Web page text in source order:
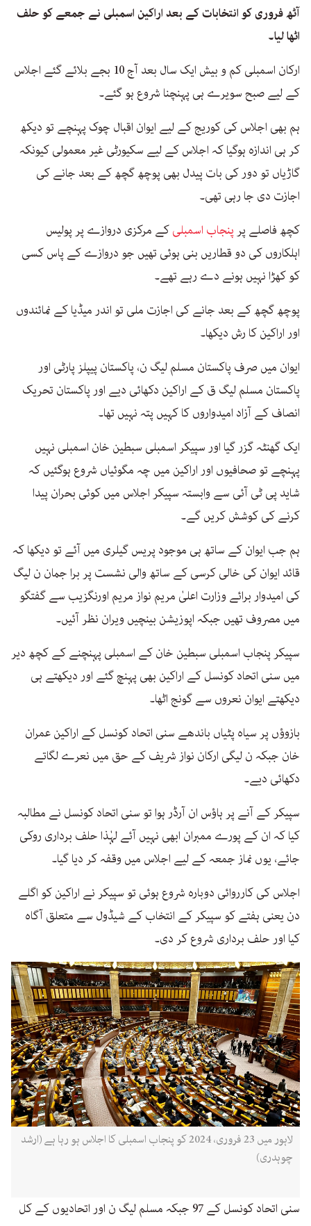
آٹھ فروری کو انتخابات کے بعد اراکین اسمبلی نے جمعے کو حلف
اٹھا لیا۔
ارکان اسمبلی کم و بیش ایک سال بعد آج 10 بجے بلائے گئے اجلاس
کے لیے صبح سویرے ہی پہنچنا شروع ہو گئے۔
ہم بھی اجلاس کی کوریج کے لیے ایوان اقبال چوک پہنچے تو دیکھ
کر ہی اندازہ ہوگیا کہ اجلاس کے لیے سکیورٹی غیر معمولی کیونکہ
گاڑیاں تو دور کی بات پیدل بھی پوچھ گچھ کے بعد جانے کی
اجازت دی جا رہی تھی۔
کچھ فاصلے پر پنجاب اسمبلیکے مرکزی دروازے پر پولیس
اہلکاروں کی دو قطاریں بنی ہوئی تھیں جو دروازے کے پاس کسی
کو کھڑا نہیں ہونے دے رہے تھے۔
پوچھ گچھ کے بعد جانے کی اجازت ملی تو اندر میڈیا کے نمائندوں
اور اراکین کا رش دیکھا۔
ایوان میں صرف پاکستان مسلم لیگ ن، پاکستان پیپلز پارٹی اور
پاکستان مسلم لیگ ق کے اراکین دکھائی دیے اور پاکستان تحریک
انصاف کے آزاد امیدواروں کا کہیں پتہ نہیں تھا۔
ایک گھنٹہ گزر گیا اور سپیکر اسمبلی سبطین خان اسمبلی نہیں
پہنچے تو صحافیوں اور اراکین میں چہ مگوئیاں شروع ہوگئیں کہ
شاید پی ٹی آئی سے وابستہ سپیکر اجلاس میں کوئی بحران پیدا
کرنے کی کوشش کریں گے۔
ہم جب ایوان کے ساتھ ہی موجود پریس گیلری میں آئے تو دیکھا کہ
قائد ایوان کی خالی کرسی کے ساتھ والی نشست پر برا جمان ن لیگ
کی امیدوار برائے وزارت اعلیٰ مریم نواز مریم اورنگزیب سے گفتگو
میں مصروف تھیں جبکہ اپوزیشن بینچیں ویران نظر آئیں۔
سپیکر پنجاب اسمبلی سبطین خان کے اسمبلی پہنچنے کے کچھ دیر
میں سنی اتحاد کونسل کے اراکین بھی پہنچ گئے اور دیکھتے ہی
دیکھتے ایوان نعروں سے گونج اٹھا۔
بازوؤں پر سیاہ پٹیاں باندھے سنی اتحاد کونسل کے اراکین عمران
خان جبکہ ن لیگی ارکان نواز شریف کے حق میں نعرے لگاتے
دکھائی دیے۔
سپیکر کے آنے پر ہاؤس ان آرڈر ہوا تو سنی اتحاد کونسل نے مطالبہ
کیا کہ ان کے پورے ممبران ابھی نہیں آئے لہٰذا حلف برداری روکی
جائے، یوں نماز جمعہ کے لیے اجلاس میں وقفہ کر دیا گیا۔
اجلاس کی کارروائی دوبارہ شروع ہوئی تو سپیکر نے اراکین کو اگلے
دن یعنی ہفتے کو سپیکر کے انتخاب کے شیڈول سے متعلق آگاہ
کیا اور حلف برداری شروع کر دی۔
لاہور میں 23 فروری، 2024 کو پنجاب اسمبلی کا اجلاس ہو رہا ہے (ارشد
چوہدری)
سنی اتحاد کونسل کے 97 جبکہ مسلم لیگ ن اور اتحادیوں کے کل